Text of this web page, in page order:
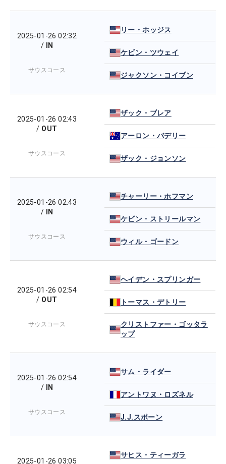
2025-01-26 02:32
/
IN
サウスコース
リー・ホッジス
ケビン・ツウェイ
ジャクソン・コイブン
2025-01-26 02:43
/ OUT
サウスコース
ザック・ブレア
アーロン・バデリー
ザック・ジョンソン
2025-01-26 02:43
/
IN
サウスコース
チャーリー・ホフマン
ケビン・ストリールマン
ウィル・ゴードン
2025-01-26 02:54
/ OUT
サウスコース
ヘイデン・スプリンガー
トーマス・デトリー
クリストファー・ゴッタラ
ップ
2025-01-26 02:54
/
IN
サウスコース
サム・ライダー
アントワヌ・ロズネル
J.J.スポーン
2025-01-26 03:05
サヒス・ティーガラ